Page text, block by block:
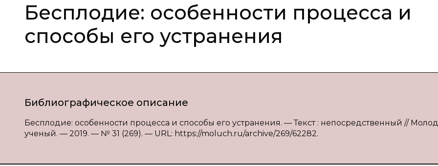
Бесплодие: особенности процесса и
способы его устранения
Библиографическое описание
Бесплодие: особенности процесса и способы его устранения. — Текст : непосредственный //
ученый. — 2019. — № 31 (269). — URL: https://moluch.ru/archive/269/62282.